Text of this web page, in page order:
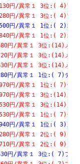
円/異常１ 3位:( 4)ア
円/異常１ 3位:( 4)ア
/異常１ 1位:( 2)オメガ
/異常１ 1位:( 2)オメガ
71580円/異常１ 3
円/異常１ 3
11630円/異常１ 3
4280円/異常１
24970円/異常１
24970円/異常１ 3
円/異常１ 3
623530円/異常１
8940円/異常１ 1位
15280円/異常１ 2
円/異常１ 2
6530円/異常１ 3